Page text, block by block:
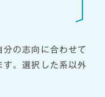
分の志向に合わせて
す。選択した系以外
くことができ
現在の情報です。